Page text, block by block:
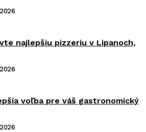
najlepšiu pizzeriu v Lipanoch,
voľba pre váš gastronomický